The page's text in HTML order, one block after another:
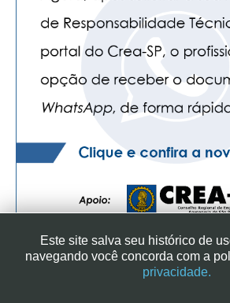
SINDICATO DOS ENGENHEIROS NO
Este site salva seu histórico de
navegando você concorda com a
privacidade.